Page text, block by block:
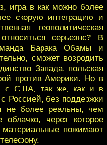
игра в как можно более
скорую интеграцию и
геополитическая
серьезно? В
Барака Обамы и
сможет возродить
Запада, польская
против Америки. Но в
с США, так же, как и в
Россией, без поддержки
не более реальны, чем
через которое
материальные пожимают